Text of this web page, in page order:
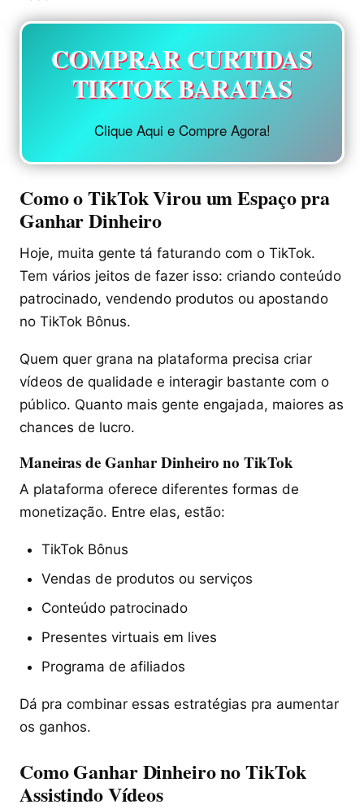
COMPRAR CURTIDAS
TIKTOK BARATAS
Clique Aqui e Compre Agora!
Como o TikTok Virou um Espaço pra
Ganhar Dinheiro
Hoje, muita gente tá faturando com o TikTok.
Tem vários jeitos de fazer isso: criando conteúdo
patrocinado, vendendo produtos ou apostando
no TikTok Bônus.
Quem quer grana na plataforma precisa criar
vídeos de qualidade e interagir bastante com o
público. Quanto mais gente engajada, maiores as
chances de lucro.
Maneiras de Ganhar Dinheiro no TikTok
A plataforma oferece diferentes formas de
monetização. Entre elas, estão:
TikTok Bônus
Vendas de produtos ou serviços
Conteúdo patrocinado
Presentes virtuais em lives
Programa de afiliados
Dá pra combinar essas estratégias pra aumentar
os ganhos.
Como Ganhar Dinheiro no TikTok
Assistindo Vídeos